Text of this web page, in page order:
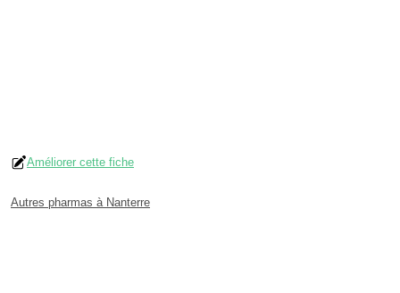
Améliorer cette fiche
Autres pharmas à Nanterre